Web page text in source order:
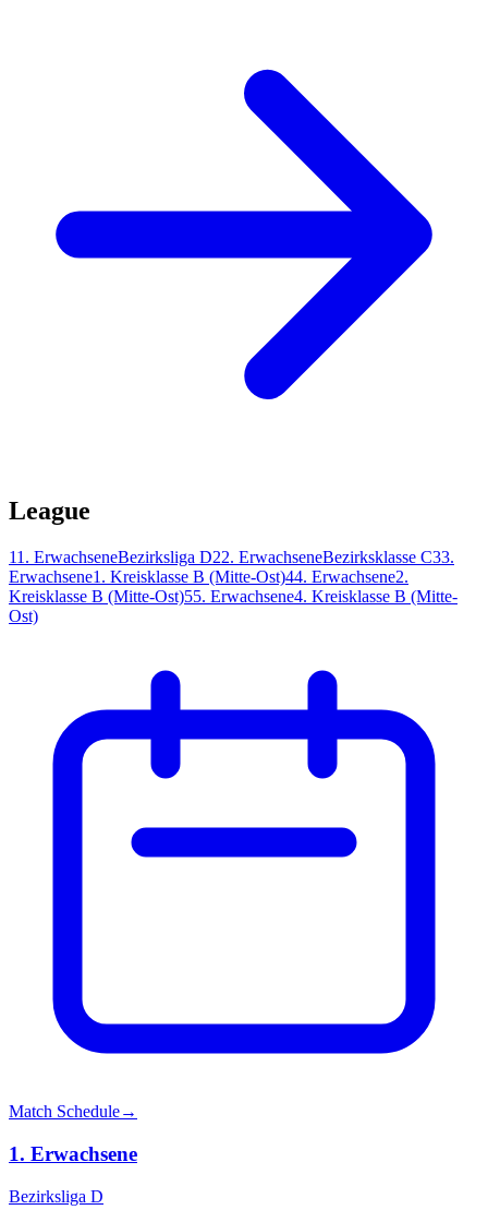
League
11. ErwachseneBezirksliga D22. ErwachseneBezirksklasse C33.
Erwachsene1. Kreisklasse B (Mitte-Ost)44. Erwachsene2.
Kreisklasse B (Mitte-Ost)55. Erwachsene4. Kreisklasse B (Mitte-
Ost)
Match Schedule→
1. Erwachsene
Bezirksliga D